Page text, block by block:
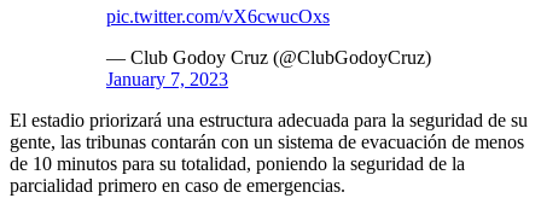
pic.twitter.com/vX6cwucOxs
— Club Godoy Cruz (@ClubGodoyCruz)
January 7, 2023
El estadio priorizará una estructura adecuada para la seguridad de su
gente, las tribunas contarán con un sistema de evacuación de menos
de 10 minutos para su totalidad, poniendo la seguridad de la
parcialidad primero en caso de emergencias.